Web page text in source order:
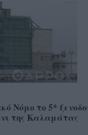
Νόμο το 5*
της Καλαμάτας